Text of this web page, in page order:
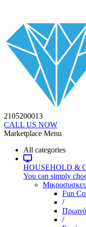
2105200013
CALL US NOW
Marketplace Menu
All categories
HOUSEHOLD &
You can simply
Fun
/
Πρωινό
/